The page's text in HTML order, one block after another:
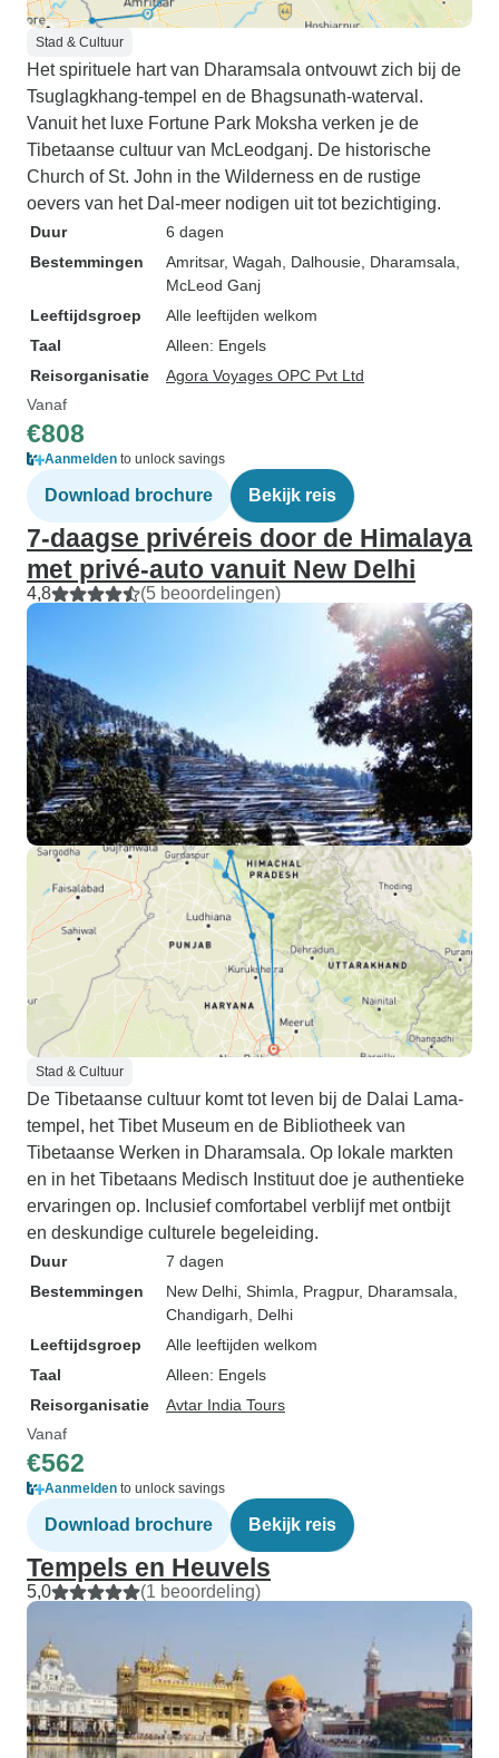
Stad & Cultuur
Het spirituele hart van Dharamsala ontvouwt zich bij de
Tsuglagkhang-tempel en de Bhagsunath-waterval.
Vanuit het luxe Fortune Park Moksha verken je de
Tibetaanse cultuur van McLeodganj. De historische
Church of St. John in the Wilderness en de rustige
oevers van het Dal-meer nodigen uit tot bezichtiging.
Duur
6 dagen
Bestemmingen
Amritsar, Wagah , Dalhousie , Dharamsala
McLeod Ganj
Leeftijdsgroep
Alle leeftijden welkom
Taal
Alleen: Engels
Reisorganisatie
Agora Voyages OPC Pvt Ltd
Vanaf
€808
Aanmelden to unlock savings
Download brochure Bekijk reis
7-daagse privéreis door de Himalaya
met privé-auto vanuit New Delhi
4,8 (5 beoordelingen)
Stad & Cultuur
De Tibetaanse cultuur komt tot leven bij de Dalai Lama-
tempel, het Tibet Museum en de Bibliotheek van
Tibetaanse Werken in Dharamsala. Op lokale markten
en in het Tibetaans Medisch Instituut doe je authentieke
ervaringen op. Inclusief comfortabel verblijf met ontbijt
en deskundige culturele begeleiding.
Duur
7 dagen
Bestemmingen
New Delhi , Shimla , Pragpur, Dharamsala
Chandigarh , Delhi
Leeftijdsgroep
Alle leeftijden welkom
Taal
Alleen: Engels
Reisorganisatie
Avtar India Tours
Vanaf
€562
Aanmelden to unlock savings
Download brochure Bekijk reis
Tempels en Heuvels
5,0 (1 beoordeling)